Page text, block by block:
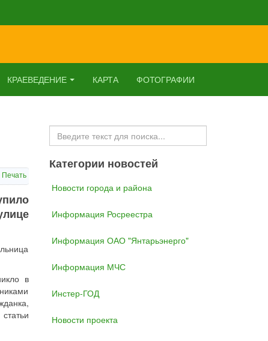
КРАЕВЕДЕНИЕ КАРТА ФОТОГРАФИИ
Печать
в
Искать...
Категории новостей
Новости города и района
Информация Росреестра
Информация ОАО "Янтарьэнерго"
Информация МЧС
Инстер-ГОД
Новости проекта